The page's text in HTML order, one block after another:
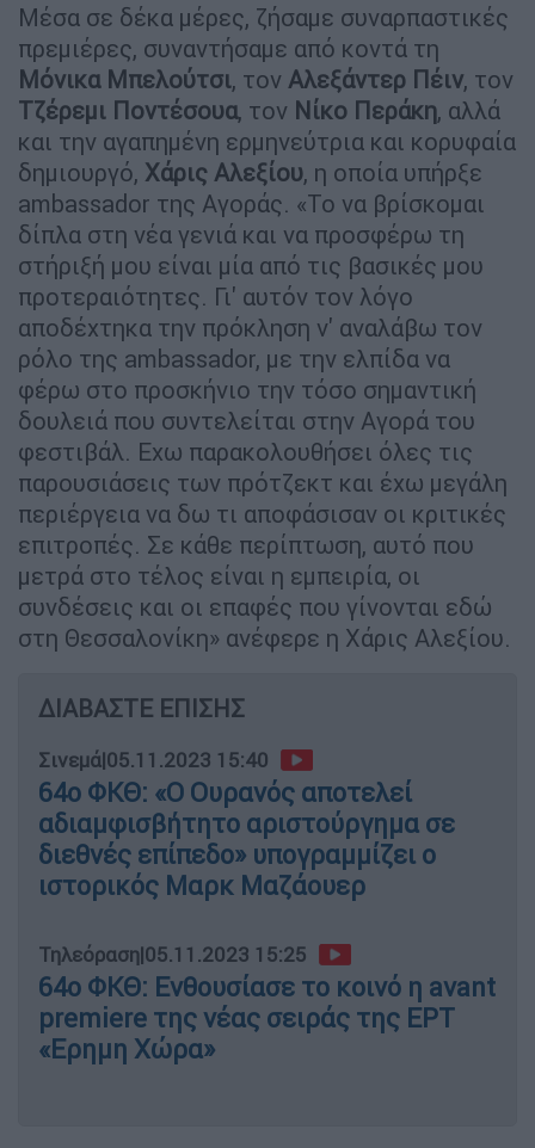
Μέσα σε δέκα μέρες, ζήσαμε συναρπαστικές
πρεμιέρες, συναντήσαμε από κοντά τη
Μόνικα Μπελούτσι, τον Αλεξάντερ Πέιν, τον
Τζέρεμι Ποντέσουα, τον Νίκο Περάκη, αλλά
και την αγαπημένη ερμηνεύτρια και κορυφαία
δημιουργό, Χάρις Αλεξίου, η οποία υπήρξε
ambassador της Αγοράς. «Το να βρίσκομαι
δίπλα στη νέα γενιά και να προσφέρω τη
στήριξή μου είναι μία από τις βασικές μου
προτεραιότητες. Γι' αυτόν τον λόγο
αποδέχτηκα την πρόκληση ν' αναλάβω τον
ρόλο της ambassador, με την ελπίδα να
φέρω στο προσκήνιο την τόσο σημαντική
δουλειά που συντελείται στην Αγορά του
φεστιβάλ. Εχω παρακολουθήσει όλες τις
παρουσιάσεις των πρότζεκτ και έχω μεγάλη
περιέργεια να δω τι αποφάσισαν οι κριτικές
επιτροπές. Σε κάθε περίπτωση, αυτό που
μετρά στο τέλος είναι η εμπειρία, οι
συνδέσεις και οι επαφές που γίνονται εδώ
στη Θεσσαλονίκη» ανέφερε η Χάρις Αλεξίου.
ΔΙΑΒΑΣΤΕ ΕΠΙΣΗΣ
Σινεμά|05.11.2023 15:40
64ο ΦΚΘ: «Ο Ουρανός αποτελεί
αδιαμφισβήτητο αριστούργημα σε
διεθνές επίπεδο» υπογραμμίζει ο
ιστορικός Μαρκ Μαζάουερ
Τηλεόραση|05.11.2023 15:25
64ο ΦΚΘ: Ενθουσίασε το κοινό η avant
premiere της νέας σειράς της ΕΡΤ
«Ερημη Χώρα»